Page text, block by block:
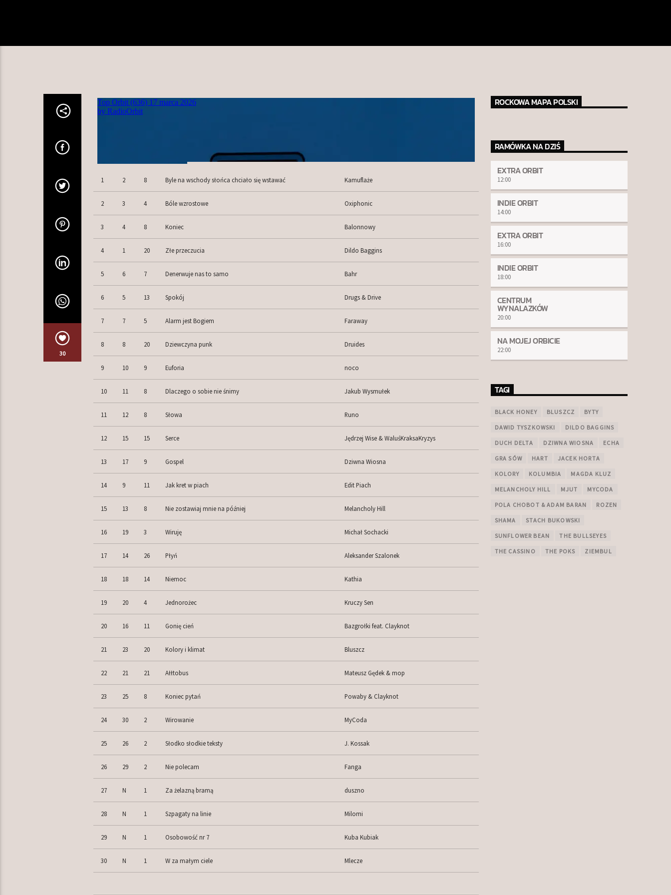
30
1 2 8 Byle na wschody słońca chciało się wstawać Kamuflaże
2 3 4 Bóle wzrostowe Oxiphonic
3 4 8 Koniec Balonnowy
4 1 20 Złe przeczucia Dildo Baggins
5 6 7 Denerwuje nas to samo Bahr
6 5 13 Spokój Drugs & Drive
7 7 5 Alarm jest Bogiem Faraway
8 8 20 Dziewczyna punk Druides
9 10 9 Euforia noco
10 11 8 Dlaczego o sobie nie śnimy Jakub Wysmułek
11 12 8 Słowa Runo
12 15 15 Serce Jędrzej Wise & WaluśKraksaKryzys
13 17 9 Gospel Dziwna Wiosna
14 9 11 Jak kret w piach Edit Piach
15 13 8 Nie zostawiaj mnie na później Melancholy Hill
16 19 3 Wiruję Michał Sochacki
17 14 26 Płyń Aleksander Szalonek
18 18 14 Niemoc Kathia
19 20 4 Jednorożec Kruczy Sen
20 16 11 Gonię cień Bazgrołki feat. Clayknot
21 23 20 Kolory i klimat Bluszcz
22 21 21 Ałłtobus Mateusz Gędek & mop
23 25 8 Koniec pytań Powaby & Clayknot
24 30 2 Wirowanie MyCoda
25 26 2 Słodko słodkie teksty J. Kossak
26 29 2 Nie polecam Fanga
27 N 1 Za żelazną bramą duszno
28 N 1 Szpagaty na linie Milomi
29 N 1 Osobowość nr 7 Kuba Kubiak
30 N 1 W za małym ciele Mlecze
ROCKOWA MAPA POLSKI
RAMÓWKA NA DZIŚ
EXTRA ORBIT
12:00
INDIE ORBIT
14:00
EXTRA ORBIT
16:00
INDIE ORBIT
18:00
CENTRUM
WYNALAZKÓW
20:00
NA MOJEJ ORBICIE
22:00
TAGI
BLACK HONEY BLUSZCZ BYTY
DAWID TYSZKOWSKI DILDO BAGGINS
DUCH DELTA DZIWNA WIOSNA ECHA
GRA SÓW HART JACEK HORTA
KOLORY KOLUMBIA MAGDA KLUZ
MELANCHOLY HILL MJUT MYCODA
POLA CHOBOT & ADAM BARAN ROZEN
SHAMA STACH BUKOWSKI
SUNFLOWER BEAN THE BULLSEYES
THE CASSINO THE POKS ZIEMBUL